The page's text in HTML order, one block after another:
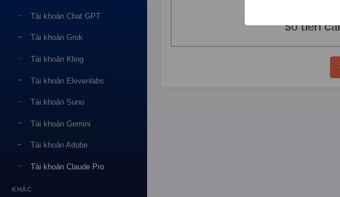
Tài khoản Chat GPT
Tài khoản Grok
Tài khoản Kling
Tài khoản Elevenlabs
Tài khoản Suno
Tài khoản Gemini
Tài khoản Adobe
Tài khoản Claude Pro
KHÁC
Số tiền